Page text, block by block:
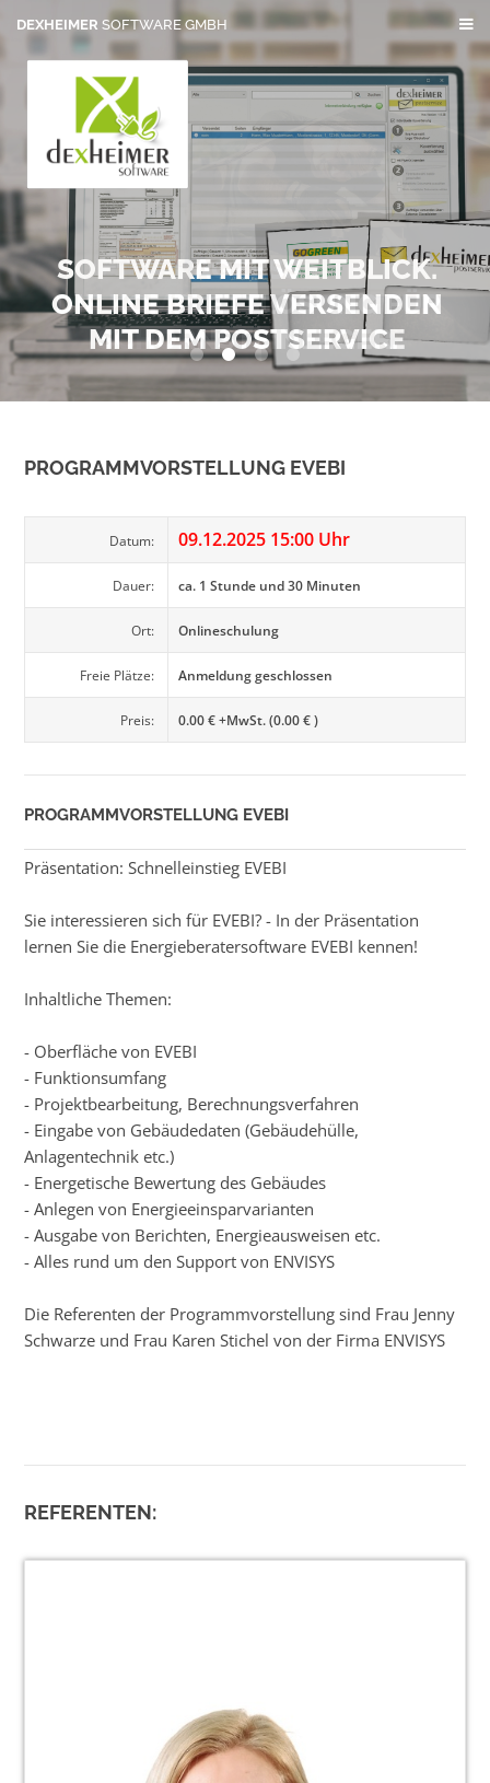
DEXHEIMER SOFTWARE GMBH
SOFTWARE MIT WEITBLICK.
ONLINE BRIEFE VERSENDEN
MIT DEM POSTSERVICE
0 1 2 3
PROGRAMMVORSTELLUNG EVEBI
Datum: 09.12.2025 15:00 Uhr
Dauer: ca. 1 Stunde und 30 Minuten
Ort: Onlineschulung
Freie Plätze: Anmeldung geschlossen
Preis: 0.00 € +MwSt. (0.00 € )
PROGRAMMVORSTELLUNG EVEBI
Präsentation: Schnelleinstieg EVEBI
Sie interessieren sich für EVEBI? - In der Präsentation
lernen Sie die Energieberatersoftware EVEBI kennen!
Inhaltliche Themen:
- Oberfläche von EVEBI
- Funktionsumfang
- Projektbearbeitung, Berechnungsverfahren
- Eingabe von Gebäudedaten (Gebäudehülle,
Anlagentechnik etc.)
- Energetische Bewertung des Gebäudes
- Anlegen von Energieeinsparvarianten
- Ausgabe von Berichten, Energieausweisen etc.
- Alles rund um den Support von ENVISYS
Die Referenten der Programmvorstellung sind Frau Jenny
Schwarze und Frau Karen Stichel von der Firma ENVISYS
REFERENTEN: